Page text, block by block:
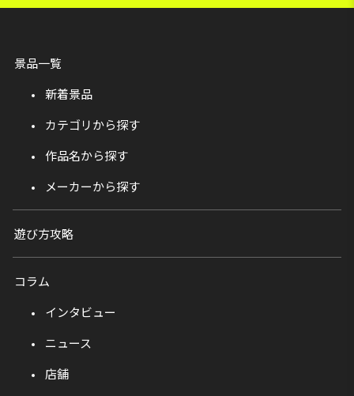
景品一覧
新着景品
カテゴリから探す
作品名から探す
メーカーから探す
遊び方攻略
コラム
インタビュー
ニュース
店舗